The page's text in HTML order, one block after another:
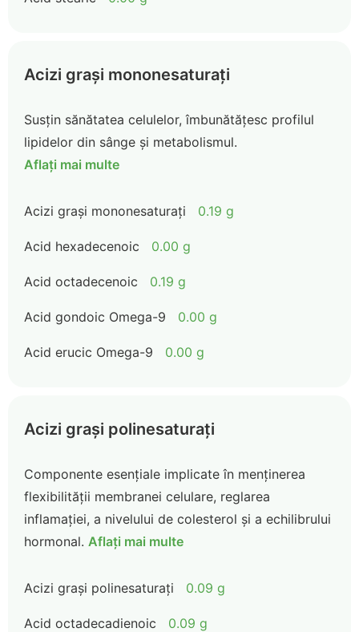
Acizi grași mononesaturați
Susțin sănătatea celulelor, îmbunătățesc profilul
lipidelor din sânge și metabolismul.
Aflați mai multe
Acizi grași mononesaturați 0.19 g
Acid hexadecenoic 0.00 g
Acid octadecenoic 0.19 g
Acid gondoic Omega-9 0.00 g
Acid erucic Omega-9 0.00 g
Acizi grași polinesaturați
Componente esențiale implicate în menținerea
flexibilității membranei celulare, reglarea
inflamației, a nivelului de colesterol și a echilibrului
hormonal. Aflați mai multe
Acizi grași polinesaturați 0.09 g
Acid octadecadienoic 0.09 g